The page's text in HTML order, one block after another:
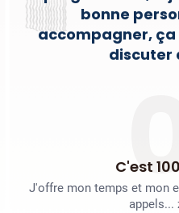
bonne
accompagner,
discuter
C'est
J'offre mon temps et mon
appels...